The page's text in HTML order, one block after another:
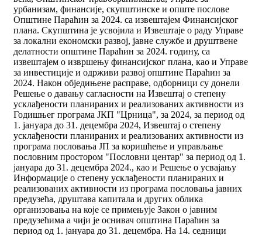
урбанизам, финансије, скупштинске и опште послове
Општине Параћин за 2024. са извештајем Финансијског
плана. Скупштина је усвојила и Извештаје о раду Управе
за локални економски развој, јавне службе и друштвене
делатности општине Параћин за 2024. годину, са
извештајем о извршењу финансијског плана, као и Управе
за инвестиције и одрживи развој општине Параћин за
2024. Након обједињене расправе, одборници су донели
Решење о давању сагласности на Извештај о степену
усклађености планираних и реализованих активности из
Годишњег програма ЈКП "Црница", за 2024, за период од
1. јануара до 31. децембра 2024, Извештај о степену
усклађености планираних и реализованих активности из
програма пословања ЈП за коришћење и управљање
пословним простором "Пословни центар" за период од 1.
јануара до 31. децембра 2024., као и Решење о усвајању
Информације о степену усклађености планираних и
реализованих активности из програма пословања јавних
предузећа, друштава капитала и других облика
организовања на које се примењује Закон о јавним
предузећима а чији је оснивач општина Параћин за
период од 1. јануара до 31. децембра. На 14. седници